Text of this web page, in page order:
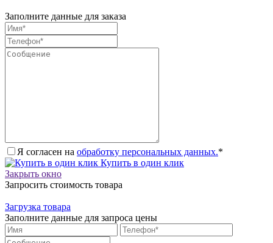
Заполните данные для заказа
Я согласен на обработку персональных данных.*
Купить в один клик
Закрыть окно
Запросить стоимость товара
Загрузка товара
Заполните данные для запроса цены